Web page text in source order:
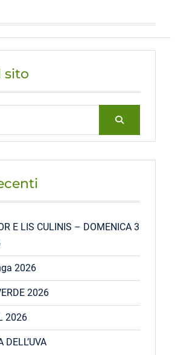
sito
E LIS CULINIS – DOMENICA 3
2026
2026
2026
DELL’UVA